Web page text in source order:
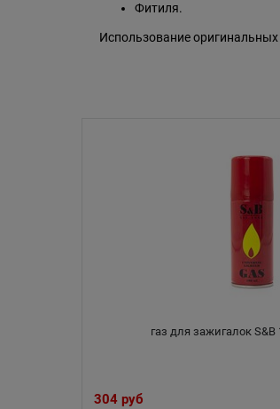
Фитиля.
Использование
газ для зажигалок
304 руб